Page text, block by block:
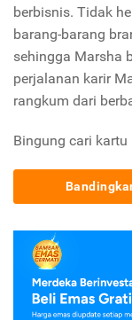
berbisnis. Tidak
barang-barang
sehingga Marsha
perjalanan karir
rangkum dari
Bingung cari